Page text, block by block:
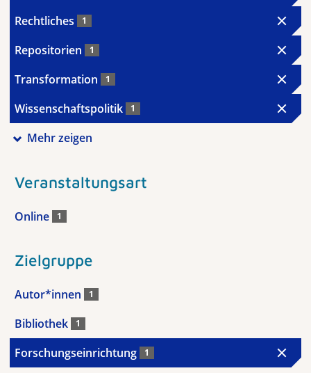
Rechtliches 1
Repositorien 1
Transformation 1
Wissenschaftspolitik 1
Mehr zeigen
Veranstaltungsart
Online 1
Zielgruppe
Autor*innen 1
Bibliothek 1
Forschungseinrichtung 1